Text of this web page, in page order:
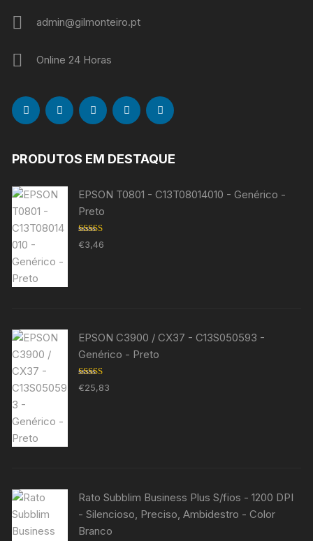
admin@gilmonteiro.pt
Online 24 Horas
PRODUTOS EM DESTAQUE
EPSON T0801 - C13T08014010 - Genérico -
Preto
Avaliação
5.00 de 5
€3,46
EPSON C3900 / CX37 - C13S050593 -
Genérico - Preto
Avaliação
5.00de 5
€25,83
Rato Subblim Business Plus S/fios - 1200 DPI
- Silencioso, Preciso, Ambidestro - Color
Branco